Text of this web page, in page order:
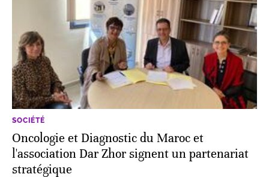
SOCIÉTÉ
Oncologie et Diagnostic du Maroc et
l'association Dar Zhor signent un partenariat
stratégique